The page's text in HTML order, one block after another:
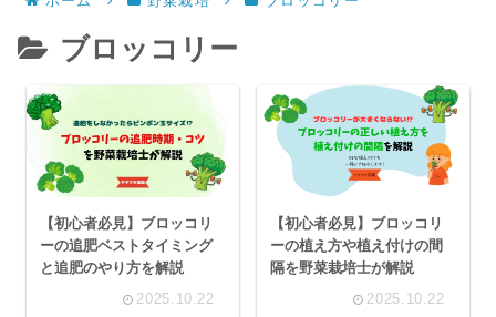
ブロッコリー
【初心者必見】ブロッコリ
ーの追肥ベストタイミング
と追肥のやり方を解説
2025.10.22
【初心者必見】ブロッコリ
ーの植え方や植え付けの間
隔を野菜栽培士が解説
2025.10.22